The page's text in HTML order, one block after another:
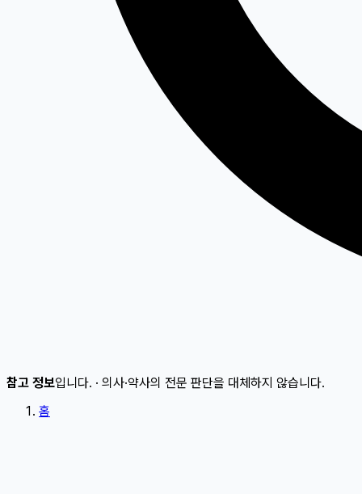
참고 정보입니다. · 의사·약사의 전문 판단을 대체하지 않습니다.
홈